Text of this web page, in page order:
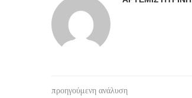
προηγούμενη ανάλυση